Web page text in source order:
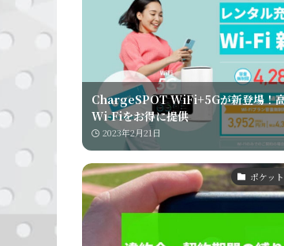
ChargeSPOT WiFi+5Gが新登場！
Wi-Fiをお得に提供
2023年2月21日
ポケッ